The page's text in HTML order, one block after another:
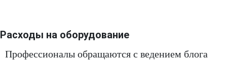
Расходы на оборудование
Профессионалы обращаются с ведением блога